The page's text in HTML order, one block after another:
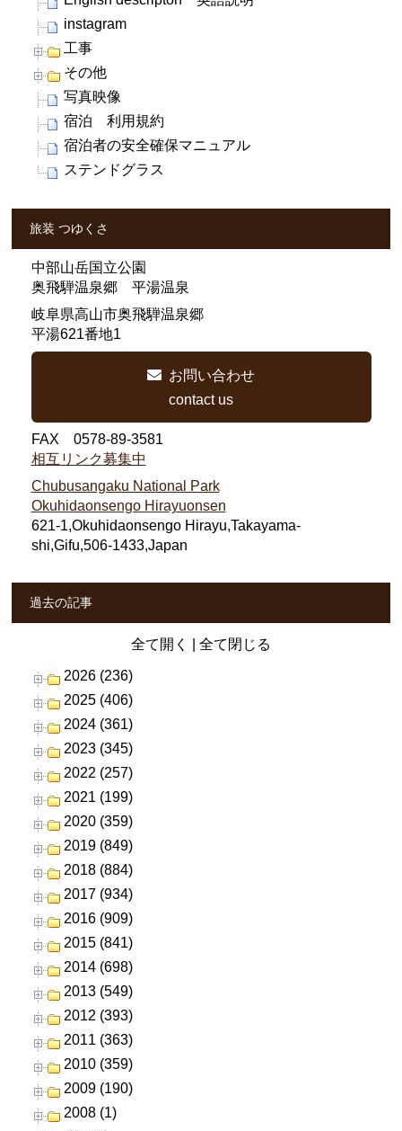
instagram
工事
その他
写真映像
宿泊 利用規約
宿泊者の安全確保マニュアル
ステンドグラス
旅装 つゆくさ
中部山岳国立公園
奥飛騨温泉郷 平湯温泉
岐阜県高山市奥飛騨温泉郷
平湯621番地1
お問い合わせ
contact us
FAX 0578-89-3581
相互リンク募集中
Chubusangaku National Park
Okuhidaonsengo Hirayuonsen
621-1,Okuhidaonsengo Hirayu,Takayama-
shi,Gifu,506-1433,Japan
過去の記事
全て開く 全て閉じる
2026 (236)
2025 (406)
2024 (361)
2023 (345)
2022 (257)
2021 (199)
2020 (359)
2019 (849)
2018 (884)
2017 (934)
2016 (909)
2015 (841)
2014 (698)
2013 (549)
2012 (393)
2011 (363)
2010 (359)
2009 (190)
2008 (1)